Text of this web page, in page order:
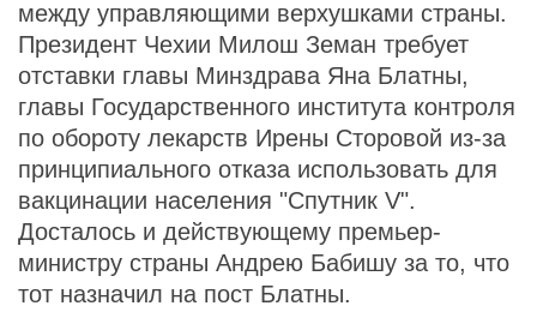
между управляющими верхушками страны.
Президент Чехии Милош Земан требует
отставки главы Минздрава Яна Блатны,
главы Государственного института контроля
по обороту лекарств Ирены Сторовой из-за
принципиального отказа использовать для
вакцинации населения "Спутник V".
Досталось и действующему премьер-
министру страны Андрею Бабишу за то, что
тот назначил на пост Блатны.